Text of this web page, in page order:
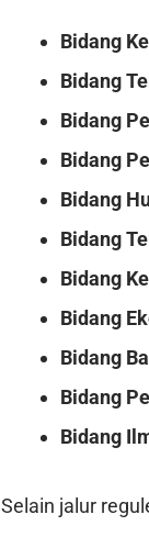
Bidang
Bidang
Bidang
Bidang
Bidang
Bidang
Bidang
Bidang
Bidang
Bidang
Bidang
Selain jalur